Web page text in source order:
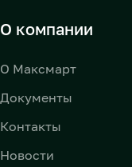
О компании
О Максмарт
Документы
Контакты
Новости